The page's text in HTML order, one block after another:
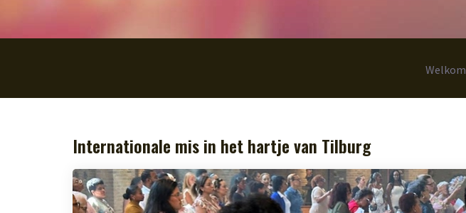
Welkom
Internationale mis in het hartje van Tilburg